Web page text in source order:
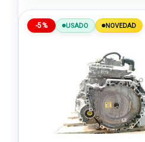
-5% USADO NOVEDAD